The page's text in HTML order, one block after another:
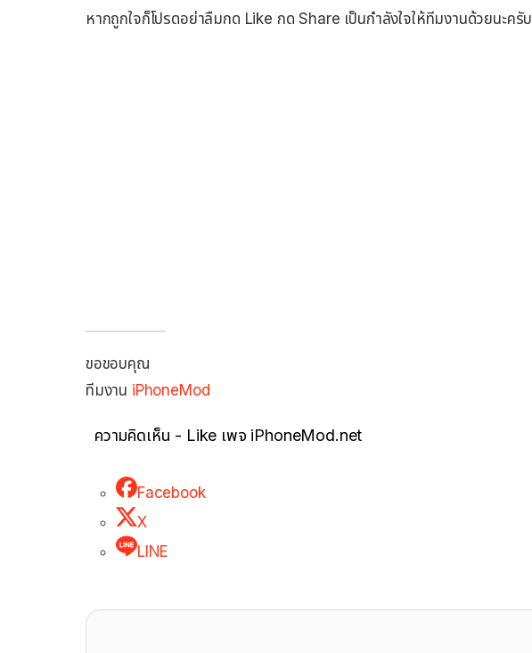
หากถูกใจก็โปรดอย่าลืมกด Like กด Share เป็นกำลังใจให้ทีมงานด้วยนะครับ
ขอขอบคุณ
ทีมงาน iPhoneMod
ความคิดเห็น - Like เพจ iPhoneMod.net
Facebook
X
LINE